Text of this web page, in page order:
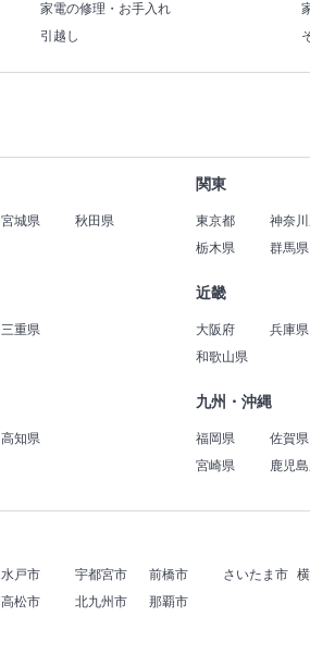
家電の修理・お手入れ
引越し
宮城県
秋田県
関東
東京都 神奈
栃木県
群馬県
三重県
近畿
大阪府 兵庫県
和歌山県
高知県
九州・沖縄
福岡県 佐賀県
宮崎県
鹿児
水戸市 宇都宮市 前橋市 さいたま市
高松市 北九州市 那覇市